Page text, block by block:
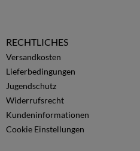
RECHTLICHES
Versandkosten
Lieferbedingungen
Jugendschutz
Widerrufsrecht
Kundeninformationen
Cookie Einstellungen